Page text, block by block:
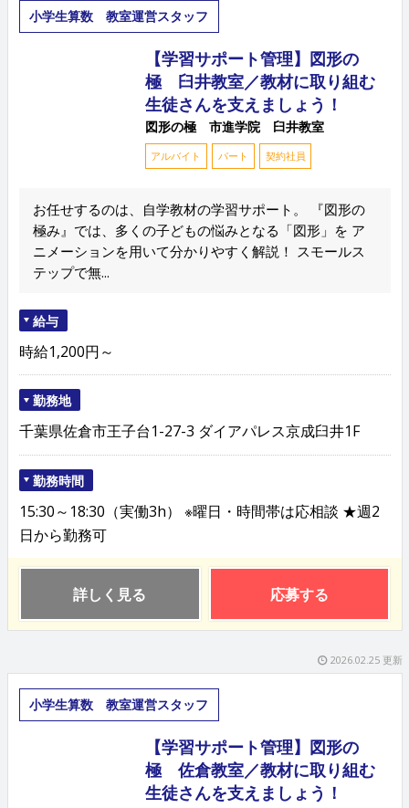
小学生算数 教室運営スタッフ
【学習サポート管理】図形の
極 臼井教室／教材に取り組む
生徒さんを支えましょう！
図形の極 市進学院 臼井教室
アルバイト パート 契約社員
お任せするのは、自学教材の学習サポート。 『図形の
極み』では、多くの子どもの悩みとなる「図形」を ア
ニメーションを用いて分かりやすく解説！ スモールス
テップで無...
給与
時給1,200円～
勤務地
千葉県佐倉市王子台1-27-3 ダイアパレス京成臼井1F
勤務時間
15:30～18:30（実働3h） ※曜日・時間帯は応相談 ★週2
日から勤務可
詳しく見る 応募する
2026.02.25 更新
小学生算数 教室運営スタッフ
【学習サポート管理】図形の
極 佐倉教室／教材に取り組む
生徒さんを支えましょう！